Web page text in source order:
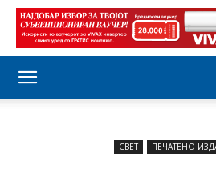
СВЕТ ПЕЧАТЕНО